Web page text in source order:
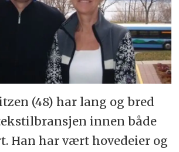
(48) har lang og bred
innen både
Han har vært hovedeier og